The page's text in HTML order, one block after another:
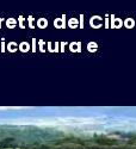
del Cibo
e